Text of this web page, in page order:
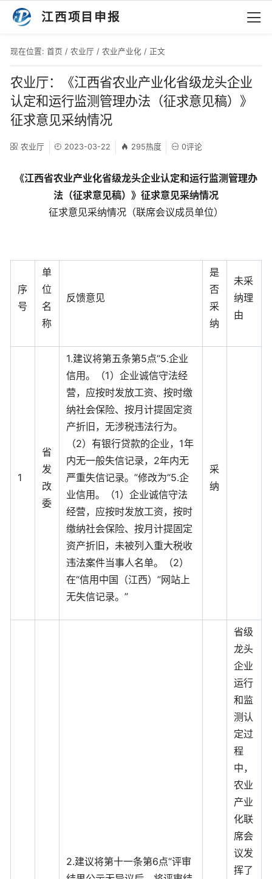
江西项目申报
现在位置: 首页 / 农业厅 / 农业产业化 / 正文
农业厅：《江西省农业产业化省级龙头企业
认定和运行监测管理办法（征求意见稿）》
征求意见采纳情况
农业厅 2023-03-22 295热度 0评论
《江西省农业产业化省级龙头企业认定和运行监测管理办
法（征求意见稿）》征求意见采纳情况
征求意见采纳情况（联席会议成员单位）
序
号
单
位
名
称
反馈意见
是
否
采
纳
未采
纳理
由
1
省
发
改
委
1.建议将第五条第5点“5.企业
信用。（1）企业诚信守法经
营，应按时发放工资、按时缴
纳社会保险、按月计提固定资
产折旧，无涉税违法行为。
（2）有银行贷款的企业，1年
内无一般失信记录，2年内无
严重失信记录。”修改为“5.企
业信用。（1）企业诚信守法
经营，应按时发放工资，按时
缴纳社会保险、按月计提固定
资产折旧，未被列入重大税收
违法案件当事人名单。（2）
在“信用中国（江西）”网站上
无失信记录。”
采
纳
2.建议将第十一条第6点“评审
省级
龙头
企业
运行
和监
测认
定过
程
中，
农业
产业
化联
席会
议发
挥了